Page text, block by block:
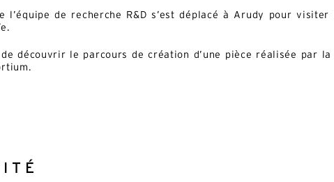
de recherche R&D s’est déplacé à Arudy pour visiter
découvrir le parcours de création d’une pièce réalisée par